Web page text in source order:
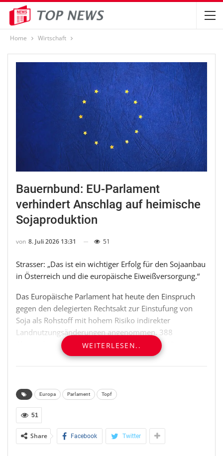
Home Wirtschaft
Bauernbund: EU-Parlament
verhindert Anschlag auf heimische
Sojaproduktion
von 8. Juli 2026 13:31 51
Strasser: „Das ist ein wichtiger Erfolg für den Sojaanbau
in Österreich und die europäische Eiweißversorgung.“
Das Europäische Parlament hat heute den Einspruch
gegen den delegierten Rechtsakt zur Einstufung von
Soja als Rohstoff mit hohem Risiko indirekter
Landnutzungsänderungen angenommen. 388
Abgeordnete stimmten für den Einspruch, 248
dagegen, 24 enthielten sich. Für die Annahme war die
absolute Mehrheit aller Mitglieder des Europäischen
361 Abgeordneten notwendig. Der geplante Rechtsakt
„Das ist ein wichtiger Erfolg für unsere Sojabauern und
die europäische Eiweißversorgung. Mein besonderer
WEITERLESEN..
Europa Parlament Topf
51
Share Facebook Twitter